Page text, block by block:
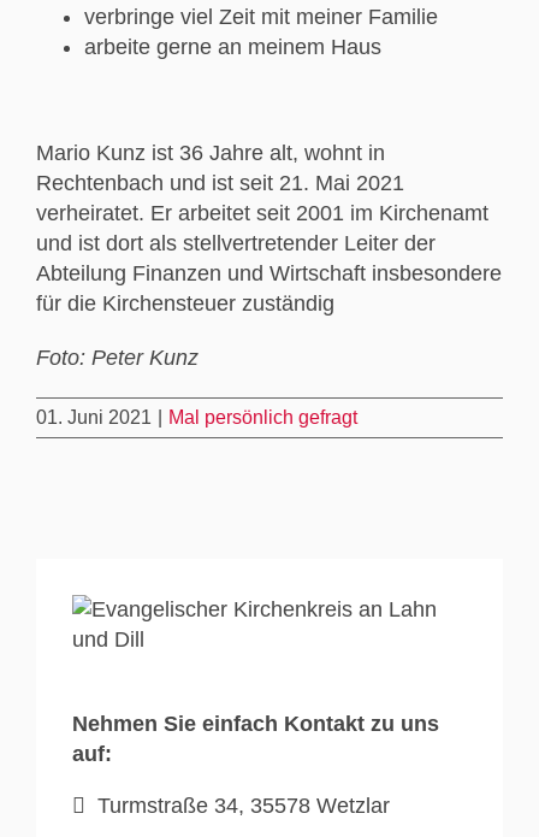
verbringe viel Zeit mit meiner Familie
arbeite gerne an meinem Haus
Mario Kunz ist 36 Jahre alt, wohnt in
Rechtenbach und ist seit 21. Mai 2021
verheiratet. Er arbeitet seit 2001 im Kirchenamt
und ist dort als stellvertretender Leiter der
Abteilung Finanzen und Wirtschaft insbesondere
für die Kirchensteuer zuständig
Foto: Peter Kunz
01. Juni 2021 Mal persönlich gefragt
Nehmen Sie einfach Kontakt zu uns
auf:
Turmstraße 34, 35578 Wetzlar